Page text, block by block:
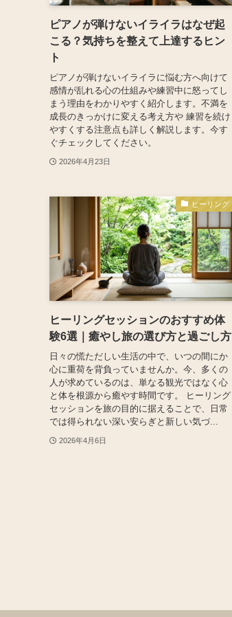
ピアノが弾けないイライラはなぜ起
こる？気持ちを整えて上達するヒン
ト
ピアノが弾けないイライラに悩む方へ向けて
感情が乱れる心の仕組みや練習中に怒ってし
まう理由をわかりやすく紹介します。不満を
成長のきっかけに変える考え方や 練習を続け
やすくする注意点も詳しく解説します。今す
ぐチェックしてください。
2026年4月23日
ヒーリング
ヒーリングセッションのおすすめ体
験6選｜癒やし旅の選び方と過ごし方
日々の慌ただしい生活の中で、いつの間にか
心に重荷を背負っていませんか。今、多くの
人が求めているのは、単なる観光ではなく心
と体を根源から癒やす時間です。 ヒーリング
セッションを旅の目的に据えることで、日常
では得られない深い安らぎと新しい気づ...
2026年4月6日